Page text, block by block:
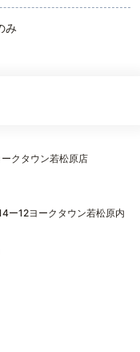
み
クタウン若松原店
ー12ヨークタウン若松原内